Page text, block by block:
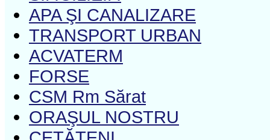
APA ŞI CANALIZARE
TRANSPORT URBAN
ACVATERM
FORSE
CSM Rm Sărat
ORAŞUL NOSTRU